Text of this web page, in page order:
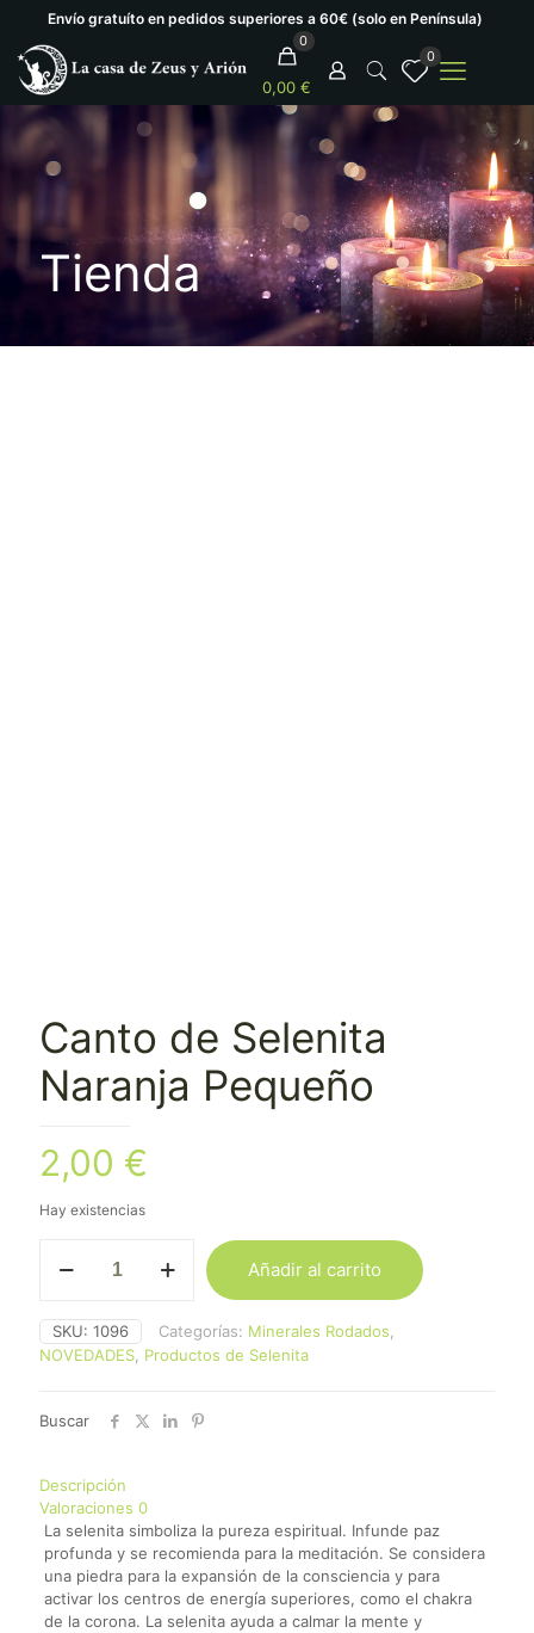
Envío gratuíto en pedidos superiores a 60€ (solo en Península)
0
0,00 €
0
Tienda
Canto de Selenita
Naranja Pequeño
2,00 €
Hay existencias
Naranja
Pequeño
cantidad
Añadir al carrito
SKU: 1096 Categorías: Minerales Rodados,
NOVEDADES, Productos de Selenita
Buscar
Descripción
Valoraciones 0
La selenita simboliza la pureza espiritual. Infunde paz
profunda y se recomienda para la meditación. Se considera
una piedra para la expansión de la consciencia y para
activar los centros de energía superiores, como el chakra
de la corona. La selenita ayuda a calmar la mente y